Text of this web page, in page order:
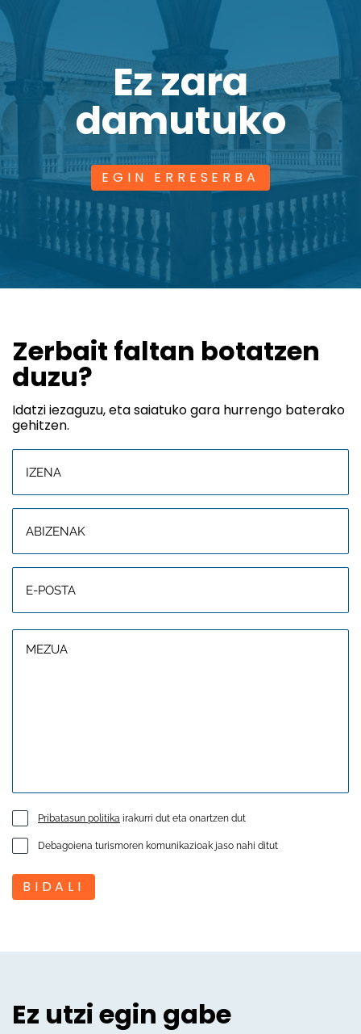
Ez zara
damutuko
EGIN ERRESERBA
Zerbait faltan botatzen
duzu?
Idatzi iezaguzu, eta saiatuko gara hurrengo baterako
gehitzen.
Pribatasun politika irakurri dut eta onartzen dut
Debagoiena turismoren komunikazioak jaso nahi ditut
BIDALI
Ez utzi egin gabe